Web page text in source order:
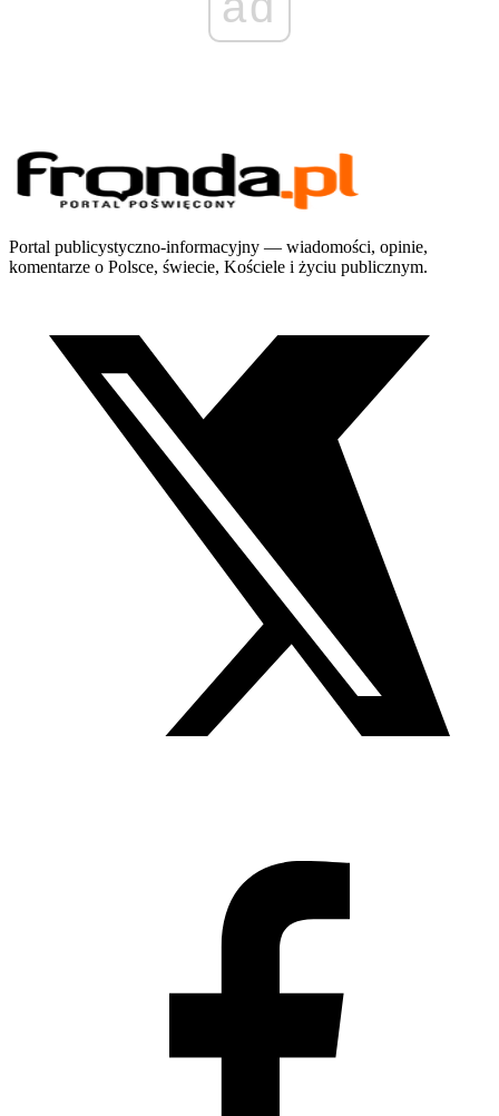
Portal publicystyczno-informacyjny — wiadomości, opinie,
komentarze o Polsce, świecie, Kościele i życiu publicznym.